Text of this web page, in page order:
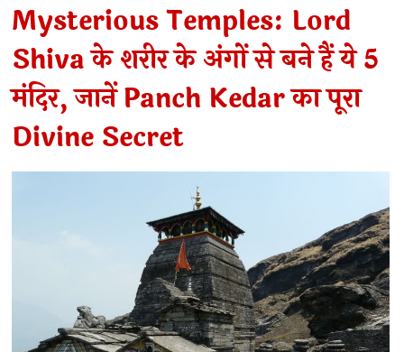
Mysterious Temples: Lord
Shiva के शरीर के अंगों से बने हैं ये 5
मंदिर, जानें Panch Kedar का पूरा
Divine Secret